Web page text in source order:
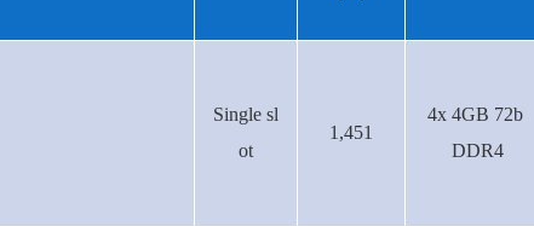
Single sl
ot
1,451
4x 4GB 72b
DDR4